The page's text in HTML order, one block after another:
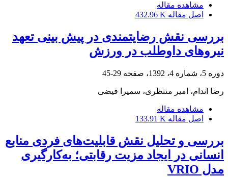
مشاهده مقاله
اصل مقاله 432.96 K
بررسی نقش رضایتمندی در پیش بینی تعهد
نیروهای داوطلب در ورزش
دوره 5، شماره 4، 1392، صفحه 29-45
رضا اندام، امیر منتظری، سمیرا فیضی
مشاهده مقاله
اصل مقاله 133.91 K
بررسی و تحلیل نقش قابلیت‌های فردی منابع
انسانی در ایجاد مزیت رقابتی؛ به‌کارگیری
مدل VRIO